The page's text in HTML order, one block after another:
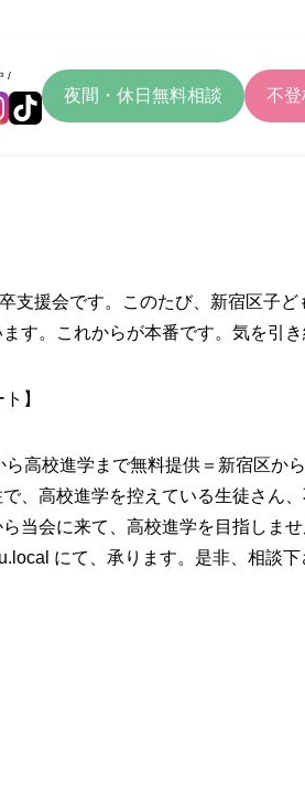
/
夜間・休日無料相談 不登
支援会です。このたび、新宿区子ど
。これからが本番です。気を引き
】
校進学まで無料提供＝新宿区か
、高校進学を控えている生徒さん
当会に来て、高校進学を目指しませ
にて、承ります。是非、相談下